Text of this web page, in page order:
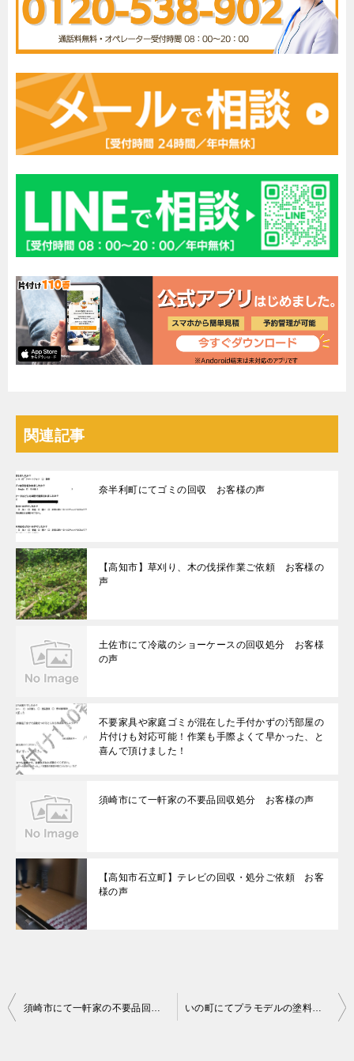
関連記事
奈半利町にてゴミの回収 お客様の声
【高知市】草刈り、木の伐採作業ご依頼 お客様の
声
土佐市にて冷蔵のショーケースの回収処分 お客様
の声
不要家具や家庭ゴミが混在した手付かずの汚部屋の
片付けも対応可能！作業も手際よくて早かった、と
喜んで頂けました！
須崎市にて一軒家の不要品回収処分 お客様の声
【高知市石立町】テレビの回収・処分ご依頼 お客
様の声
投